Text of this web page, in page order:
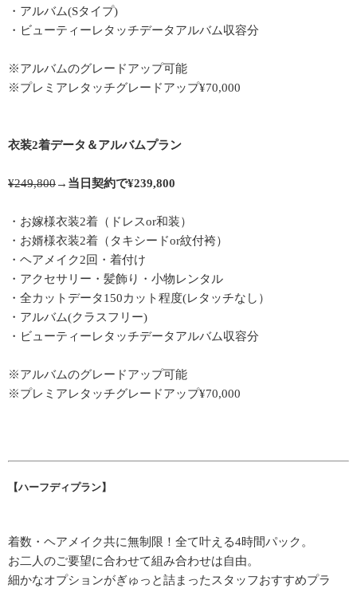
・アルバム(Sタイプ)
・ビューティーレタッチデータアルバム収容分
※アルバムのグレードアップ可能
※プレミアレタッチグレードアップ¥70,000
衣装2着データ＆アルバムプラン
¥249,800→ 当日契約で¥239,800
・お嫁様衣装2着（ドレスor和装）
・お婿様衣装2着（タキシードor紋付袴）
・ヘアメイク2回・着付け
・アクセサリー・髪飾り・小物レンタル
・全カットデータ150カット程度(レタッチなし）
・アルバム(クラスフリー)
・ビューティーレタッチデータアルバム収容分
※アルバムのグレードアップ可能
※プレミアレタッチグレードアップ¥70,000
【ハーフディプラン】
着数・ヘアメイク共に無制限！ 全て叶える4時間パック。
お二人のご要望に合わせて組み合わせは自由。
細かなオプションがぎゅっと詰まったスタッフおすすめプラ